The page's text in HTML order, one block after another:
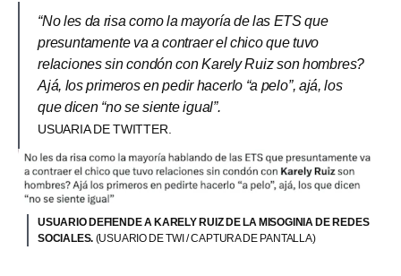
“No les da risa como la mayoría de las ETS que
presuntamente va a contraer el chico que tuvo
relaciones sin condón con Karely Ruiz son hombres?
Ajá, los primeros en pedir hacerlo “a pelo”, ajá, los
que dicen “no se siente igual”.
USUARIA DE TWITTER.
USUARIO DEFIENDE A KARELY RUIZ DE LA MISOGINIA DE REDES
SOCIALES. (USUARIO DE TWI / CAPTURA DE PANTALLA)